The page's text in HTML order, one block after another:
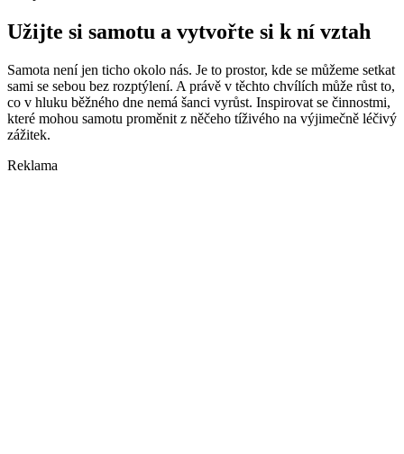
Užijte si samotu a vytvořte si k ní vztah
Samota není jen ticho okolo nás. Je to prostor, kde se můžeme setkat
sami se sebou bez rozptýlení. A právě v těchto chvílích může růst to,
co v hluku běžného dne nemá šanci vyrůst. Inspirovat se činnostmi,
které mohou samotu proměnit z něčeho tíživého na výjimečně léčivý
zážitek.
Reklama